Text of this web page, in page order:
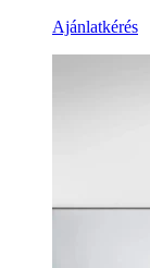
Ajánlatkérés